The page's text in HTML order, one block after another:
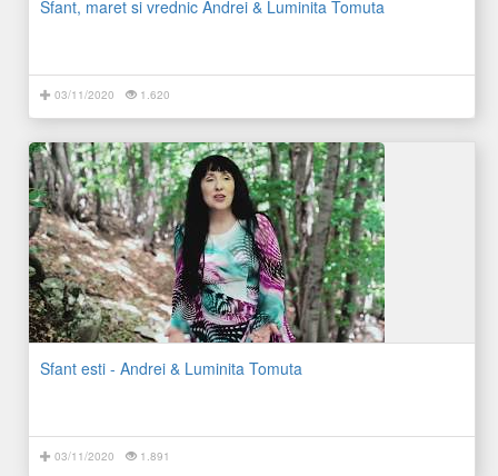
Sfant, maret si vrednic Andrei & Luminita Tomuta
03/11/2020 1.620
Sfant esti - Andrei & Luminita Tomuta
03/11/2020 1.891